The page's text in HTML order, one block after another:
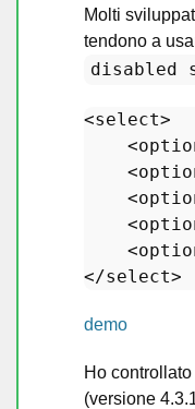
Molti
tendono a
disabled
<select>
<
<
<
<
<
</select>
demo
Ho
(versione